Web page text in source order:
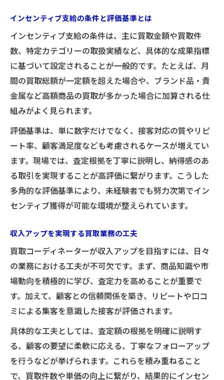
インセンティブ支給の条件と評価基準とは
インセンティブ支給の条件は、主に買取金額や買取件
数、特定カテゴリーの取扱実績など、具体的な成果指標
に基づいて設定されることが一般的です。たとえば、月
間の買取総額が一定額を超えた場合や、ブランド品・貴
金属など高額商品の買取が多かった場合に加算される仕
組みがよく見られます。
評価基準は、単に数字だけでなく、接客対応の質やリピ
ート率、顧客満足度なども考慮されるケースが増えてい
ます。現場では、査定根拠を丁寧に説明し、納得感のあ
る取引を実現することが高評価に繋がります。こうした
多角的な評価基準により、未経験者でも努力次第でイン
センティブ獲得が可能な環境が整えられています。
収入アップを実現する買取業務の工夫
買取コーディネーターが収入アップを目指すには、日々
の業務における工夫が不可欠です。まず、商品知識や市
場動向を積極的に学び、査定力を高めることが重要で
す。加えて、顧客との信頼関係を築き、リピートや口コ
ミによる集客を意識した接客が評価されます。
具体的な工夫としては、査定額の根拠を明確に説明す
る、顧客の要望に柔軟に応える、丁寧なフォローアップ
を行うなどが挙げられます。これらを積み重ねること
で、買取件数や単価の向上に繋がり、結果的にインセン